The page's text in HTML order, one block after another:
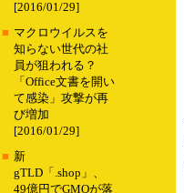
[2016/01/29]
■ マクロウイルスを
知らない世代の社
員が狙われる？
「Office文書を開い
て感染」攻撃が再
び増加
[2016/01/29]
■ 新
gTLD「.shop」、
49億円でGMOが落